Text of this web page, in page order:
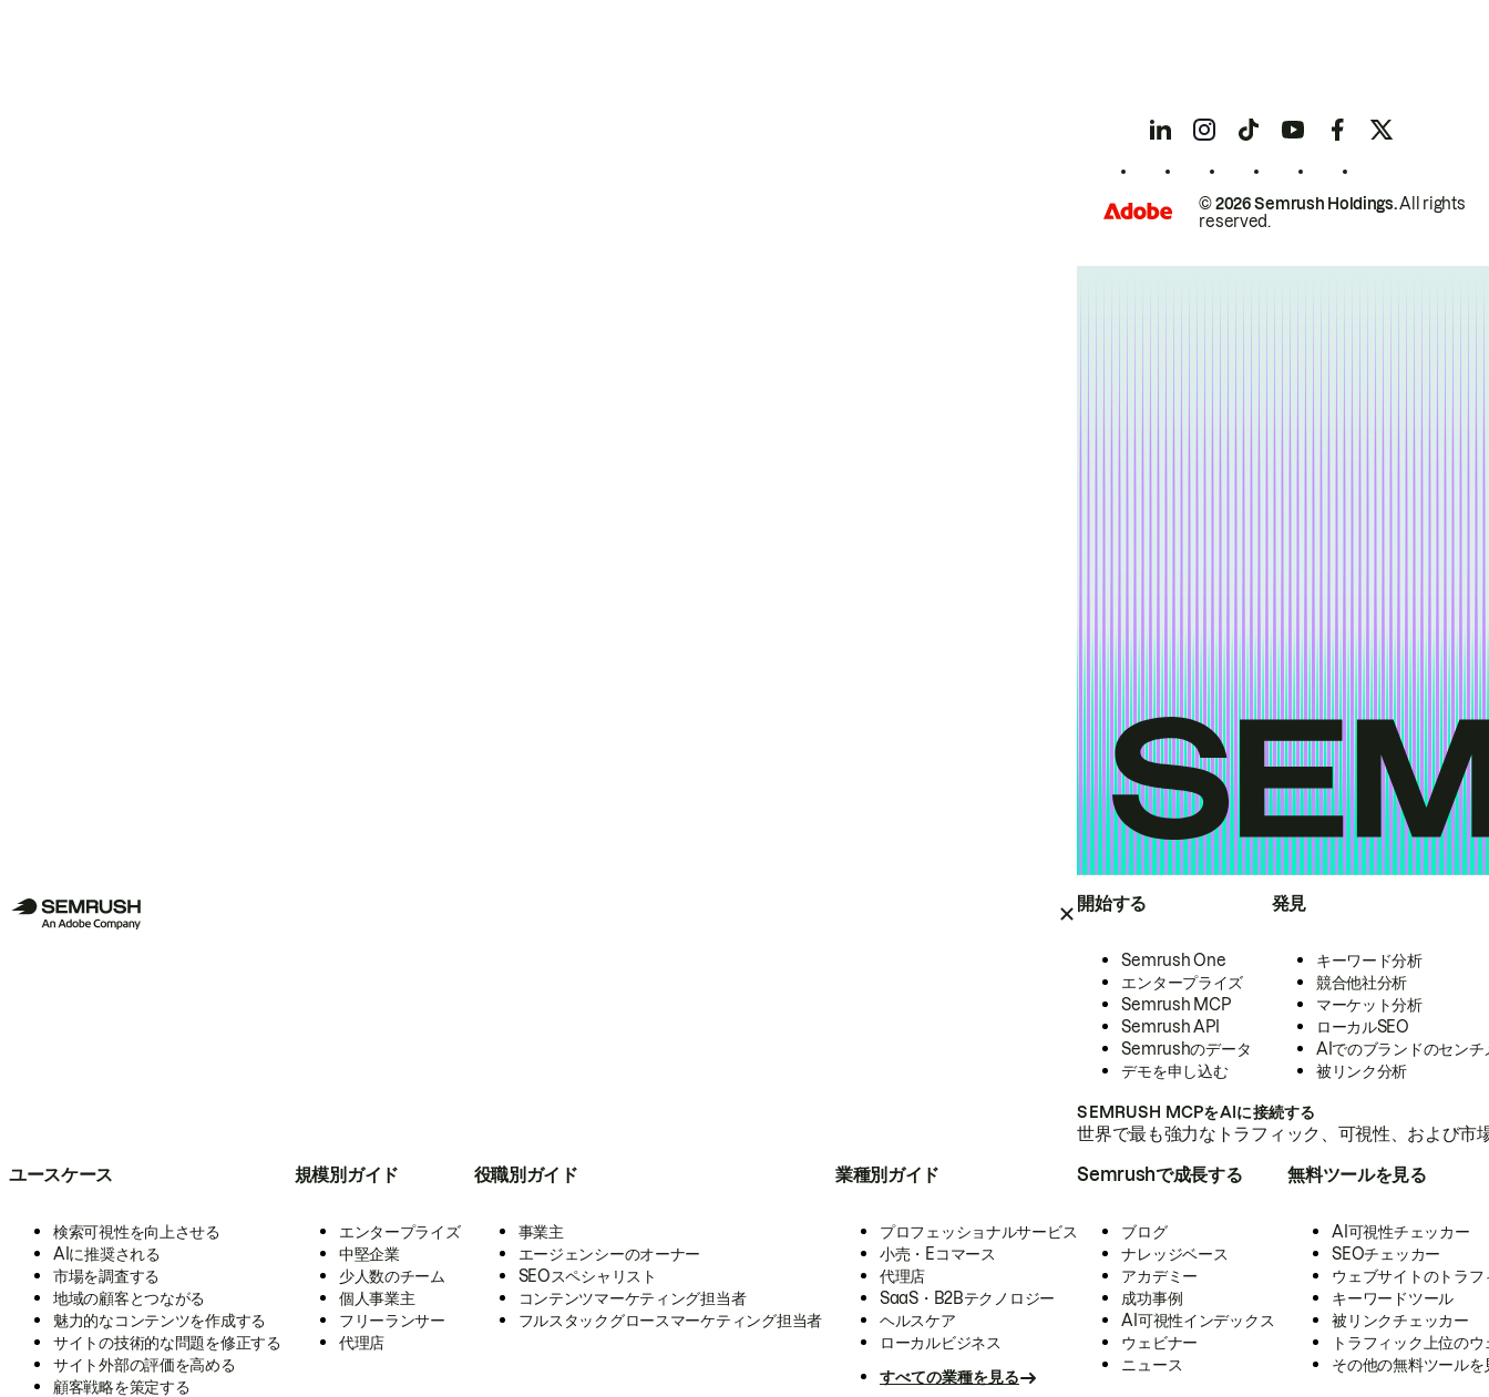
開始する
Semrush One
エンタープライズ
Semrush MCP
Semrush API
Semrushのデータ
デモを申し込む
発見
キーワード分析
競合他社分析
マーケット分析
ローカルSEO
AIでのブランドのセンチ
被リンク分析
SEMRUSH MCPをAIに接続する
世界で最も強力なトラフィック、可視性、および
ユースケース
検索可視性を向上させる
AIに推奨される
市場を調査する
地域の顧客とつながる
魅力的なコンテンツを作成する
サイトの技術的な問題を修正する
サイト外部の評価を高める
顧客戦略を策定する
規模別ガイド
エンタープライズ
中堅企業
少人数のチーム
個人事業主
フリーランサー
代理店
役職別ガイド
事業主
エージェンシーのオーナー
SEOスペシャリスト
コンテンツマーケティング担当者
フルスタックグロースマーケティング担当者
業種別ガイド
プロフェッショナルサービス
小売・Eコマース
代理店
SaaS・B2Bテクノロジー
ヘルスケア
ローカルビジネス
すべての業種を見る
Semrushで成長する
ブログ
ナレッジベース
アカデミー
成功事例
AI可視性インデックス
ウェビナー
ニュース
無料ツールを見る
AI可視性チェッカー
SEOチェッカー
ウェブサイトのトラ
キーワードツール
被リンクチェッカー
トラフィック上位の
その他の無料ツールを
© 2026 Semrush Holdings.All rights
reserved.